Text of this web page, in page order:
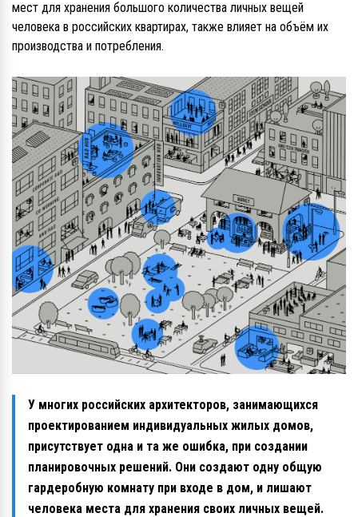
мест для хранения большого количества личных вещей
человека в российских квартирах, также влияет на объём их
производства и потребления.
У многих российских архитекторов, занимающихся
проектированием индивидуальных жилых домов,
присутствует одна и та же ошибка, при создании
планировочных решений. Они создают одну общую
гардеробную комнату при входе в дом, и лишают
человека места для хранения своих личных вещей.